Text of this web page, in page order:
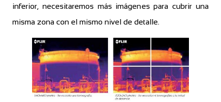
inferior, necesitaremos más imágenes para cubrir una
misma zona con el mismo nivel de detalle.